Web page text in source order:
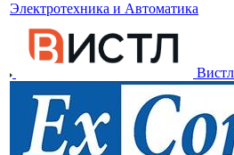
Электротехника и Автоматика
Вистл